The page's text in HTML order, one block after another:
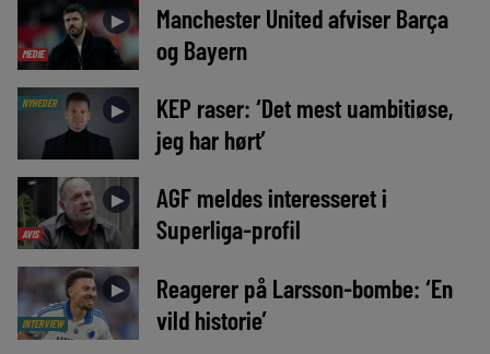
MEDIE
►
Manchester United afviser Barça
og Bayern
NYHEDER ►
KEP raser: ‘Det mest uambitiøse,
jeg har hørt’
AVIS
►
AGF meldes interesseret i
Superliga-profil
INTERVIEW
►
Reagerer på Larsson-bombe: ‘En
vild historie’